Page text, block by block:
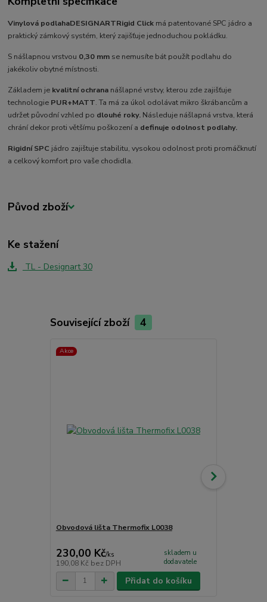
Vinylová podlahaDESIGNARTRigid Click má patentované SPC jádro a
praktický zámkový systém, který zajišťuje jednoduchou pokládku.
S nášlapnou vrstvou 0,30 mm se nemusíte bát použít podlahu do
jakékoliv obytné místnosti.
Základem je kvalitní ochrana nášlapné vrstvy, kterou zde zajišťuje
technologie PUR+MATT. Ta má za úkol odolávat mikro škrábancům a
udržet původní vzhled po dlouhé roky. Následuje nášlapná vrstva, která
chrání dekor proti většímu poškození a definuje odolnost podlahy.
Rigidní SPC jádro zajištuje stabilitu, vysokou odolnost proti promáčknutí
a celkový komfort pro vaše chodidla.
Původ zboží
Ke stažení
TL - Designart 30
Související zboží 4
Akce
Obvodová lišta Thermofix L0038
230,00 Kč/ks
190,08 Kč bez DPH
skladem u
dodavatele
Přidat do košíku